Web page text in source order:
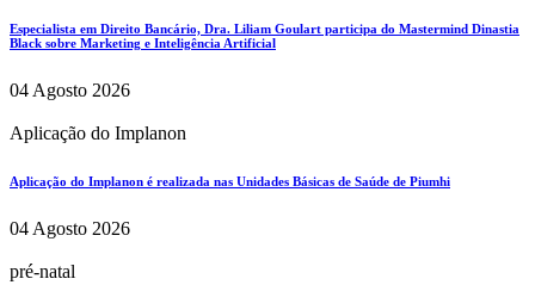
Especialista em Direito Bancário, Dra. Liliam Goulart participa do Mastermind Dinastia
Black sobre Marketing e Inteligência Artificial
04 Agosto 2026
Aplicação do Implanon
Aplicação do Implanon é realizada nas Unidades Básicas de Saúde de Piumhi
04 Agosto 2026
pré-natal